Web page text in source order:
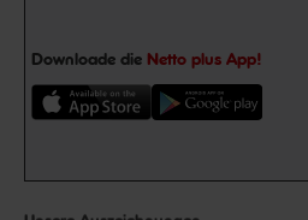
Downloade die Netto plus App!